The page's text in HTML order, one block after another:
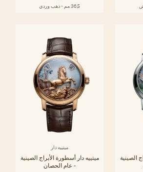
36,5 مم - ذهب وردي
الصينية
ميتييه دار
ميتييه دار أسطورة الأبراج الصينية
- عام الحصان